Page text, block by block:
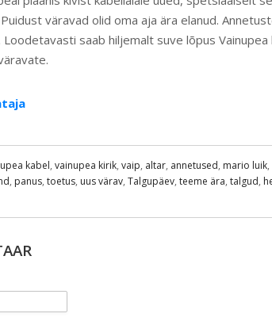
väravad olid oma aja ära elanud.
saab hiljemalt suve lõpus
kabel, vainupea kirik, vaip, altar, annetused, mario luik,
, panus, toetus, uus värav, Talgupäev, teeme ära, talgud,